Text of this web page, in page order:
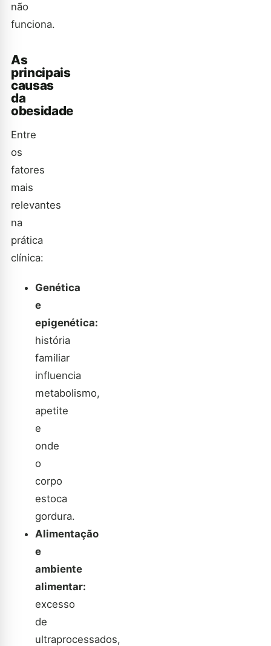
não
funciona.
As
principais
causas
da
obesidade
Entre
os
fatores
mais
relevantes
na
prática
clínica:
Genética
e
epigenética:
história
familiar
influencia
metabolismo,
apetite
e
onde
o
corpo
estoca
gordura.
Alimentação
e
ambiente
alimentar:
excesso
de
ultraprocessados,